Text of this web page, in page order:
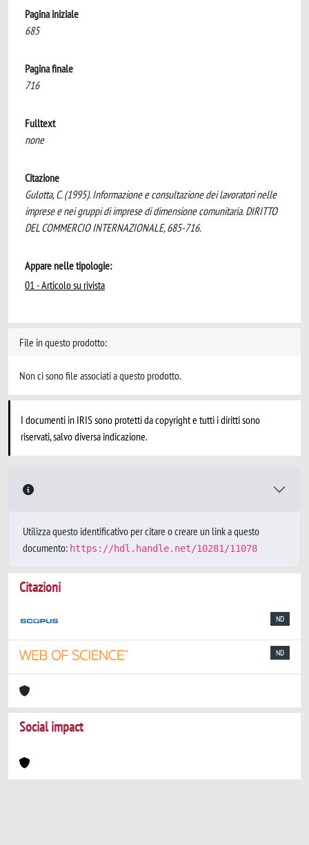
Pagina iniziale
685
Pagina finale
716
Fulltext
none
Citazione
Gulotta, C. (1995). Informazione e consultazione dei lavoratori nelle
imprese e nei gruppi di imprese di dimensione comunitaria. DIRITTO
DEL COMMERCIO INTERNAZIONALE, 685-716.
Appare nelle tipologie:
01 - Articolo su rivista
File in questo prodotto:
Non ci sono file associati a questo prodotto.
I documenti in IRIS sono protetti da copyright e tutti i diritti sono
riservati, salvo diversa indicazione.
Utilizza questo identificativo per citare o creare un link a questo
documento: https://hdl.handle.net/10281/11078
Citazioni
ND
ND
Social impact